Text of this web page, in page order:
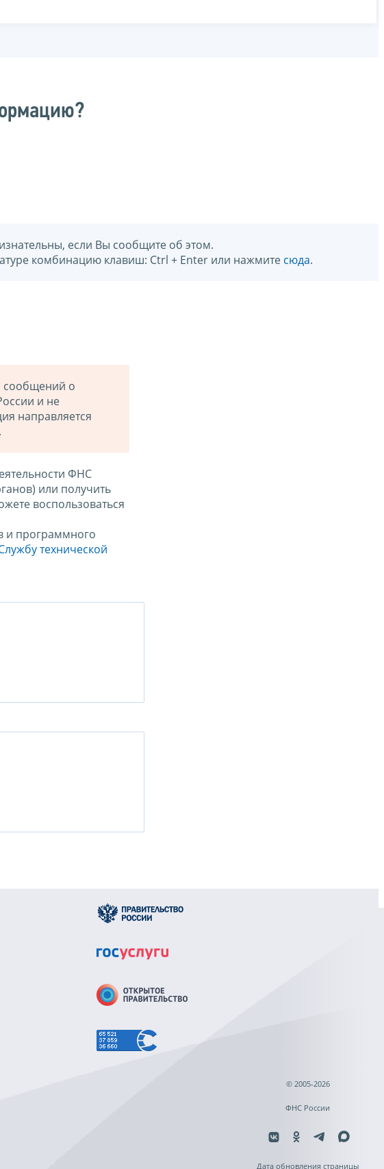
если Вы сообщите об этом.
комбинацию клавиш: Ctrl + Enter или нажмите сюда.
сообщений о
и не
направляется
ФНС
или получить
воспользоваться
и программного
технической
© 2005-2026
ФНС России
Дата обновления страницы